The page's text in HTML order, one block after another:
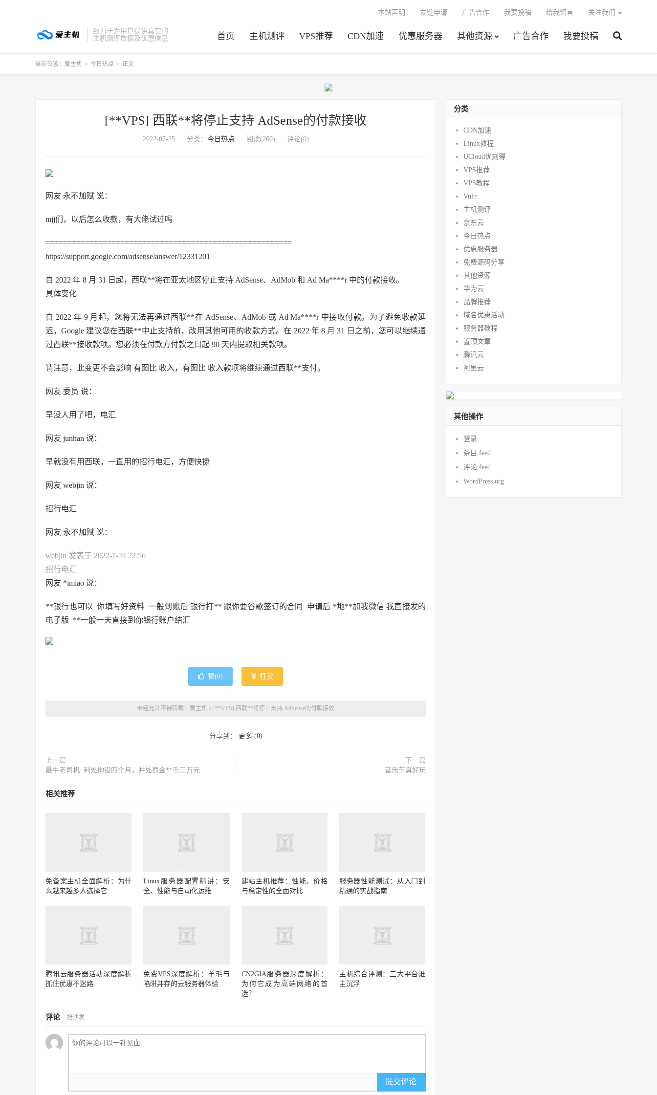
致力于为用户提供真实的
主机测评数据及优惠信息
首页 主机测评 VPS推荐 CDN加速 优惠服务器 其他资源 广告合作 我要投稿
本站声明 友链申请 广告合作 我要投稿 给我留言 关注我们
当前位置： 爱主机 > 今日热点 > 正文
[**VPS] 西联**将停止支持 AdSense的付款接收
2022-07-25 分类： 今日热点 阅读(260) 评论(0)
网友 永不加赋 说：
mjj们，以后怎么收款，有大佬试过吗
========================================================
https://support.google.com/adsense/answer/12331201
自 2022 年 8 月 31 日起，西联**将在亚太地区停止支持 AdSense、AdMob 和 Ad Ma****r 中的付款接收。
具体变化
自 2022 年 9 月起，您将无法再通过西联**在 AdSense、AdMob 或 Ad Ma****r 中接收付款。为了避免收款延
迟，Google 建议您在西联**中止支持前，改用其他可用的收款方式。在 2022 年 8 月 31 日之前，您可以继续通
过西联**接收款项。您必须在付款方付款之日起 90 天内提取相关款项。
请注意，此变更不会影响 有图比 收入，有图比 收入款项将继续通过西联**支付。
网友 委员 说：
早没人用了吧，电汇
网友 junhan 说：
早就没有用西联，一直用的招行电汇，方便快捷
网友 webjin 说：
招行电汇
网友 永不加赋 说：
webjin 发表于 2022-7-24 22:56
招行电汇
网友 *imiao 说：
**银行也可以 你填写好资料 一般到账后 银行打** 跟你要谷歌签订的合同 申请后 *地**加我微信 我直接发的
电子版 **一般一天直接到你银行账户结汇
赞(0) 打赏
未经允许不得转载： 爱主机 » [**VPS] 西联**将停止支持 AdSense的付款接收
分享到： 更多 (0)
上一篇
最牛老司机: 判处拘役四个月，并处罚金**币二万元
下一篇
音乐节真好玩
相关推荐
免备案主机全面解析：为什
么越来越多人选择它
Linux服务器配置精讲：安
全、性能与自动化运维
建站主机推荐：性能、价格
与稳定性的全面对比
服务器性能测试：从入门到
精通的实战指南
腾讯云服务器活动深度解析
抓住优惠不迷路
免费VPS深度解析：羊毛与
陷阱并存的云服务器体验
CN2GIA服务器深度解析：
为何它成为高端网络的首
选？
主机综合评测：三大平台谁
主沉浮
评论 抢沙发
提交评论
分类
CDN加速
Linux教程
UCloud优刻得
VPS推荐
VPS教程
Vultr
主机测评
京东云
今日热点
优惠服务器
免费源码分享
其他资源
华为云
品牌推荐
域名优惠活动
服务器教程
置顶文章
腾讯云
阿里云
其他操作
登录
条目 feed
评论 feed
WordPress.org